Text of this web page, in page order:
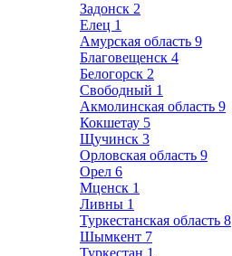
Задонск 2
Елец 1
Амурская область 9
Благовещенск 4
Белогорск 2
Свободный 1
Акмолинская область 9
Кокшетау 5
Щучинск 3
Орловская область 9
Орел 6
Мценск 1
Ливны 1
Туркестанская область 8
Шымкент 7
Туркестан 1